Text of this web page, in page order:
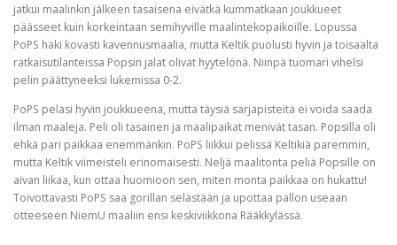
jatkui maalinkin jälkeen tasaisena eivätkä kummatkaan joukkueet
päässeet kuin korkeintaan semihyville maalintekopaikoille. Lopussa
PoPS haki kovasti kavennusmaalia, mutta Keltik puolusti hyvin ja toisaalta
ratkaisutilanteissa Popsin jalat olivat hyytelönä. Niinpä tuomari vihelsi
pelin päättyneeksi lukemissa 0-2.
PoPS pelasi hyvin joukkueena, mutta täysiä sarjapisteitä ei voida saada
ilman maaleja. Peli oli tasainen ja maalipaikat menivät tasan. Popsilla oli
ehkä pari paikkaa enemmänkin. PoPS liikkui pelissä Keltikiä paremmin,
mutta Keltik viimeisteli erinomaisesti. Neljä maalitonta peliä Popsille on
aivan liikaa, kun ottaa huomioon sen, miten monta paikkaa on hukattu!
Toivottavasti PoPS saa gorillan selästään ja upottaa pallon useaan
otteeseen NiemU maaliin ensi keskiviikkona Rääkkylässä.